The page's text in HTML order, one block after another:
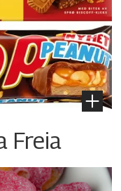
Freia